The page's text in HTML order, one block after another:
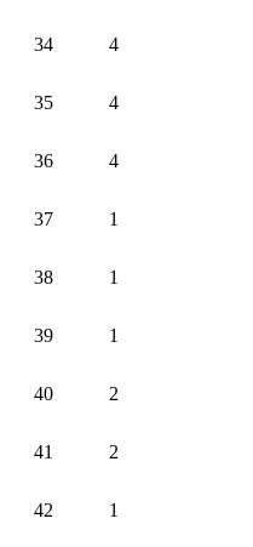
34 4
35 4
36 4
37 1
38 1
39 1
40 2
41 2
42 1